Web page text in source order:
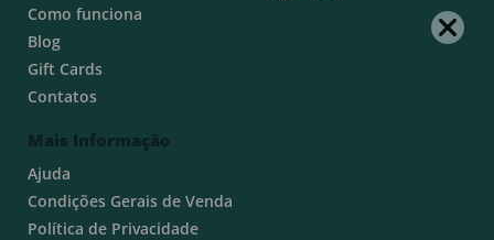
Como funciona
Blog
Gift Cards
Contatos
Mais Informação
Ajuda
Condições Gerais de Venda
Política de Privacidade